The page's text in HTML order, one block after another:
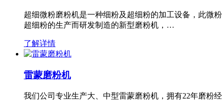
超细微粉磨粉机是一种细粉及超细粉的加工设备，此微
超细粉的生产而研发制造的新型磨粉机，…
了解详情
雷蒙磨粉机
我们公司专业生产大、中型雷蒙磨粉机，拥有22年磨粉